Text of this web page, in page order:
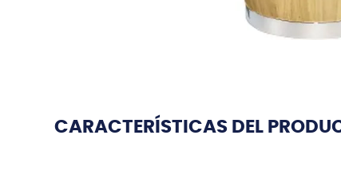
CARACTERÍSTICAS DEL